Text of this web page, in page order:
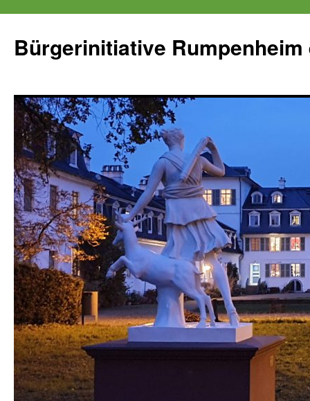
springen
Bürgerinitiative Rumpenheim